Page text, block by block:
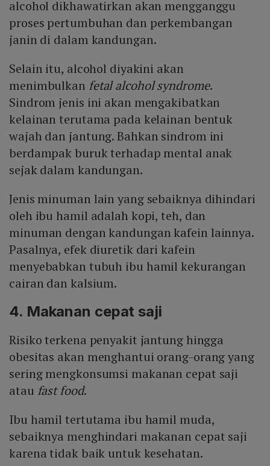
alcohol dikhawatirkan akan mengganggu
proses pertumbuhan dan perkembangan
janin di dalam kandungan.
Selain itu, alcohol diyakini akan
menimbulkan fetal alcohol syndrome.
Sindrom jenis ini akan mengakibatkan
kelainan terutama pada kelainan bentuk
wajah dan jantung. Bahkan sindrom ini
berdampak buruk terhadap mental anak
sejak dalam kandungan.
Jenis minuman lain yang sebaiknya dihindari
oleh ibu hamil adalah kopi, teh, dan
minuman dengan kandungan kafein lainnya.
Pasalnya, efek diuretik dari kafein
menyebabkan tubuh ibu hamil kekurangan
cairan dan kalsium.
4. Makanan cepat saji
Risiko terkena penyakit jantung hingga
obesitas akan menghantui orang-orang yang
sering mengkonsumsi makanan cepat saji
atau fast food.
Ibu hamil tertutama ibu hamil muda,
sebaiknya menghindari makanan cepat saji
karena tidak baik untuk kesehatan.